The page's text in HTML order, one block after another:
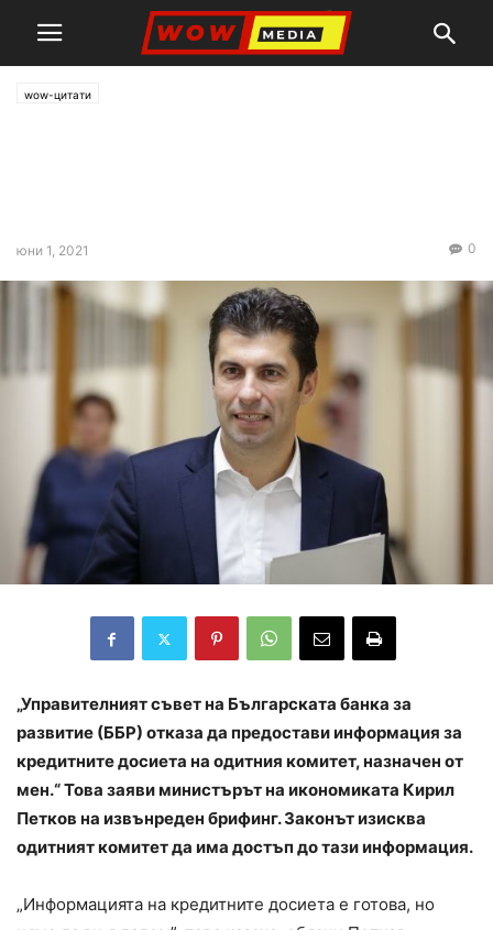
wow-цитати
юни 1, 2021 0
„Управителният съвет на Българската банка за
развитие (ББР) отказа да предостави информация за
кредитните досиета на одитния комитет, назначен от
мен.“ Това заяви министърът на икономиката Кирил
Петков на извънреден брифинг. Законът изисква
одитният комитет да има достъп до тази информация.
„Информацията на кредитните досиета е готова, но